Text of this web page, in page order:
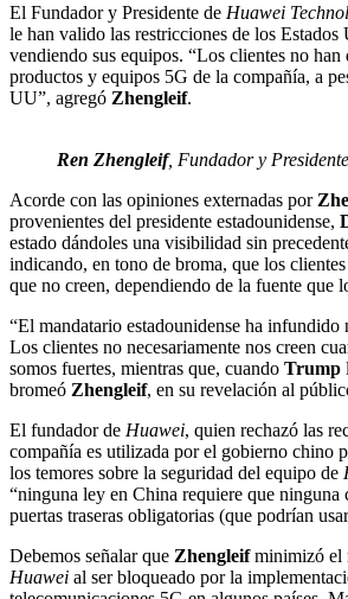
El Fundador y Presidente de Huawei
le han valido las restricciones de los Estados
vendiendo sus equipos. “Los clientes no
productos y equipos 5G de la compañía, a
UU”, agregó Zhengleif.
Ren Zhengleif, Fundador y
Acorde con las opiniones externadas por
provenientes del presidente estadounidense,
estado dándoles una visibilidad sin
indicando, en tono de broma, que los
que no creen, dependiendo de la fuente que
“El mandatario estadounidense ha infundido
Los clientes no necesariamente nos creen
somos fuertes, mientras que, cuando Trump
bromeó Zhengleif, en su revelación al
El fundador de Huawei, quien rechazó las
compañía es utilizada por el gobierno chino
los temores sobre la seguridad del equipo de
“ninguna ley en China requiere que ninguna
puertas traseras obligatorias (que podrían
Debemos señalar que Zhengleifminimizó el
Huawei al ser bloqueado por la